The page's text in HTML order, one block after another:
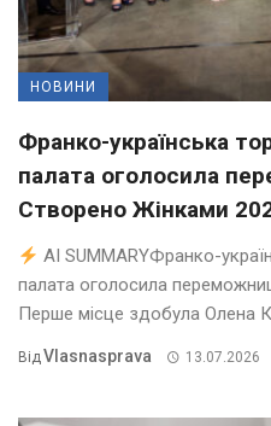
НОВИНИ
Франко-українська
палата оголосила
Створено Жінками
AI SUMMARYФранко-
палата оголосила
Перше місце здобула Олена
ВідVlasnasprava 13.07.2026